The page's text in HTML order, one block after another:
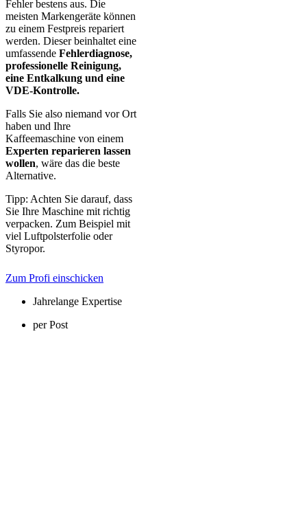
Fehler bestens aus. Die
meisten Markengeräte können
zu einem Festpreis repariert
werden. Dieser beinhaltet eine
umfassende Fehlerdiagnose,
professionelle Reinigung,
eine Entkalkung und eine
VDE-Kontrolle.
Falls Sie also niemand vor Ort
haben und Ihre
Kaffeemaschine von einem
Experten reparieren lassen
wollen, wäre das die beste
Alternative.
Tipp: Achten Sie darauf, dass
Sie Ihre Maschine mit richtig
verpacken. Zum Beispiel mit
viel Luftpolsterfolie oder
Styropor.
Zum Profi einschicken
Jahrelange Expertise
per Post